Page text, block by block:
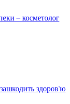
– косметолог
здоров'ю